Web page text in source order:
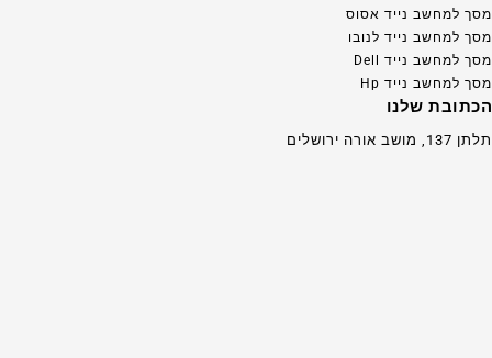
מסך למחשב נייד אסוס
מסך למחשב נייד לנובו
מסך למחשב נייד Dell
מסך למחשב נייד Hp
הכתובת שלנו
תלתן 137, מושב אורה ירושלים